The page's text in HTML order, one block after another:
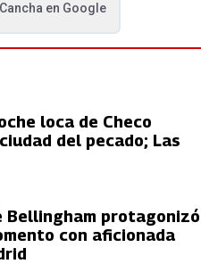
en Google
loca de Checo
del pecado; Las
Bellingham protagonizó
con aficionada